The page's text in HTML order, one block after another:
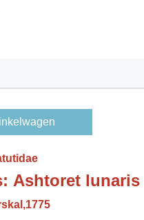
Ashtoret lunaris